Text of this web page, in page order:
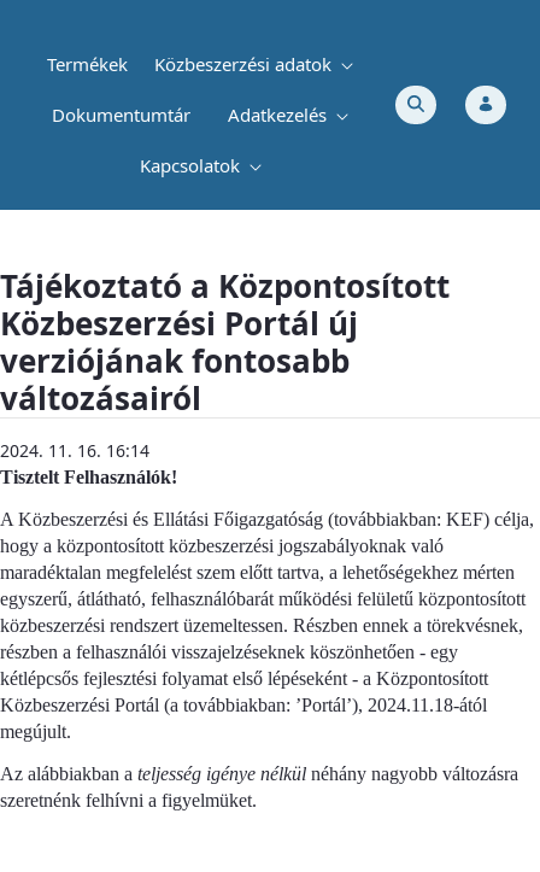
Termékek Közbeszerzési adatok
Dokumentumtár Adatkezelés
Kapcsolatok
Tájékoztató a Központosított
Közbeszerzési Portál új
verziójának fontosabb
változásairól
2024. 11. 16. 16:14
Tisztelt Felhasználók!
A Közbeszerzési és Ellátási Főigazgatóság (továbbiakban: KEF) célja,
hogy a központosított közbeszerzési jogszabályoknak való
maradéktalan megfelelést szem előtt tartva, a lehetőségekhez mérten
egyszerű, átlátható, felhasználóbarát működési felületű központosított
közbeszerzési rendszert üzemeltessen. Részben ennek a törekvésnek,
részben a felhasználói visszajelzéseknek köszönhetően - egy
kétlépcsős fejlesztési folyamat első lépéseként - a Központosított
Közbeszerzési Portál (a továbbiakban: ’Portál’), 2024.11.18-ától
megújult.
Az alábbiakban a teljesség igénye nélkül néhány nagyobb változásra
szeretnénk felhívni a figyelmüket.